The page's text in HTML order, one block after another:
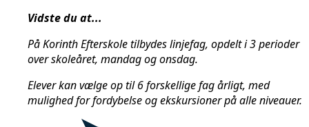
Vidste du at...
På Korinth Efterskole tilbydes linjefag, opdelt i 3 perioder
over skoleåret, mandag og onsdag.
Elever kan vælge op til 6 forskellige fag årligt, med
mulighed for fordybelse og ekskursioner på alle niveauer.